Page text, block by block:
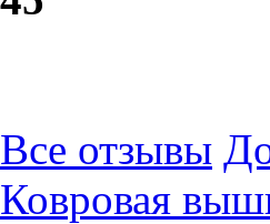
Все отзывы
Ковровая